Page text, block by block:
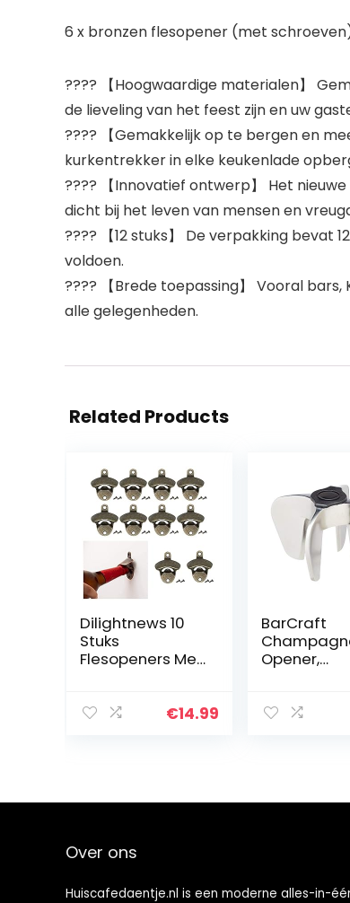
6 x bronzen flesopener (met
???? 【Hoogwaardige materialen】
de lieveling van het feest zijn en uw
???? 【Gemakkelijk op te bergen en
kurkentrekker in elke keukenlade
???? 【Innovatief ontwerp】 Het
dicht bij het leven van mensen en
???? 【12 stuks】 De verpakking
voldoen.
???? 【Brede toepassing】 Vooral
alle gelegenheden.
Related Products
Dilightnews 10
Stuks
Flesopeners Met,
Flesdopverwijde
€14.99
BarCraft
Opener,
x 7 x 4
Over ons
Huiscafedaentje.nl is een moderne alles-in-